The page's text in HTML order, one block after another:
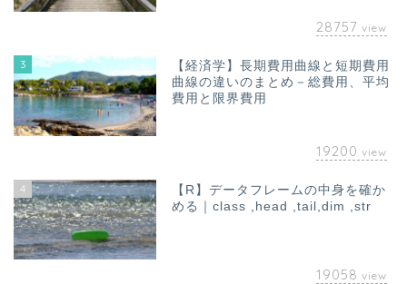
28757 view
3
【経済学】長期費用曲線と短期費用
曲線の違いのまとめ－総費用、平均
費用と限界費用
19200 view
4
【R】データフレームの中身を確か
める｜class ,head ,tail,dim ,str
19058 view